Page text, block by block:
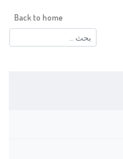
البحث
عن:
Back to home